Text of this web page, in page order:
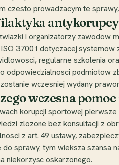
czesto prowadzacym te
i organizatorzy zawodow
37001 dotyczacej systemow
regularne szkolenia
odpowiedzialnosci podmiotow
wczesniej wydany
wczesna
korupcji sportowej
zlozone bez konsultacji z
z art. 49 ustawy,
do sprawy, tym wieksza szansa
niekorzysc oskarzonego.